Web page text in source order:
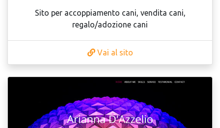
Sito per accoppiamento cani, vendita cani,
regalo/adozione cani
Vai al sito